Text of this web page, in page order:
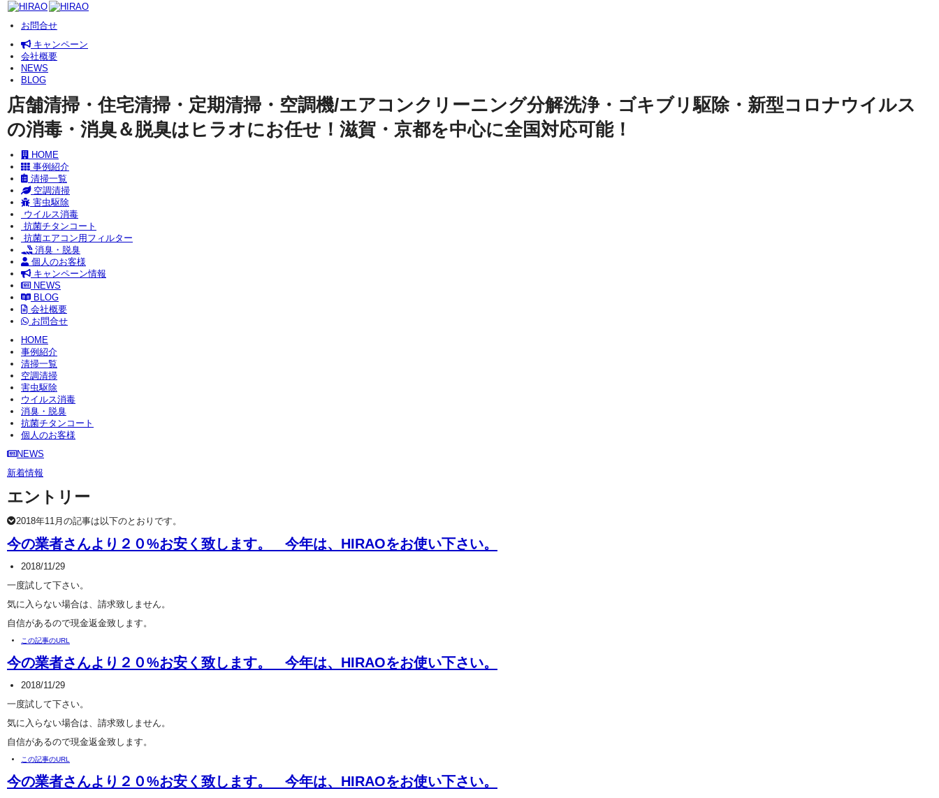
お問合せ
キャンペーン
会社概要
NEWS
BLOG
店舗清掃・住宅清掃・定期清掃・空調機/エアコンクリーニング分解洗浄・ゴキブリ駆除・新型コロナウイルス
の消毒・消臭＆脱臭はヒラオにお任せ！滋賀・京都を中心に全国対応可能！
HOME
事例紹介
清掃一覧
空調清掃
害虫駆除
ウイルス消毒
抗菌チタンコート
抗菌エアコン用フィルター
消臭・脱臭
個人のお客様
キャンペーン情報
NEWS
BLOG
会社概要
お問合せ
HOME
事例紹介
清掃一覧
空調清掃
害虫駆除
ウイルス消毒
消臭・脱臭
抗菌チタンコート
個人のお客様
NEWS
新着情報
エントリー
2018年11月の記事は以下のとおりです。
今の業者さんより２０%お安く致します。 今年は、HIRAOをお使い下さい。
2018/11/29
一度試して下さい。
気に入らない場合は、請求致しません。
自信があるので現金返金致します。
この記事のURL
今の業者さんより２０%お安く致します。 今年は、HIRAOをお使い下さい。
2018/11/29
一度試して下さい。
気に入らない場合は、請求致しません。
自信があるので現金返金致します。
この記事のURL
今の業者さんより２０%お安く致します。 今年は、HIRAOをお使い下さい。